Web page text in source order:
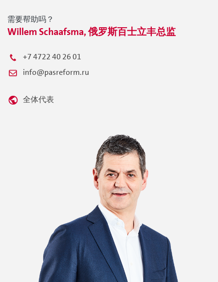
需要帮助吗？
Willem Schaafsma, 俄罗斯百士立丰总监
+7 4722 40 26 01
info@pasreform.ru
全体代表